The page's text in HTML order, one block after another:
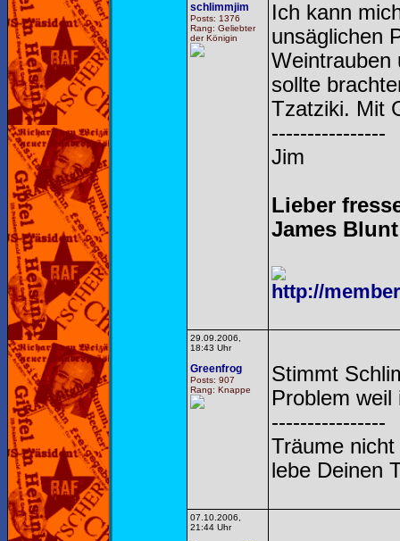
schlimmjim
Posts: 1376
Rang: Geliebter
der Königin
Ich kann
unsäglichen
Weintrauben
sollte
Tzatziki. Mit
----------------
Jim
Lieber
James
http://
29.09.2006,
18:43 Uhr
Greenfrog
Posts: 907
Rang: Knappe
Stimmt
Problem
----------------
Träume
lebe Deinen
07.10.2006,
21:44 Uhr